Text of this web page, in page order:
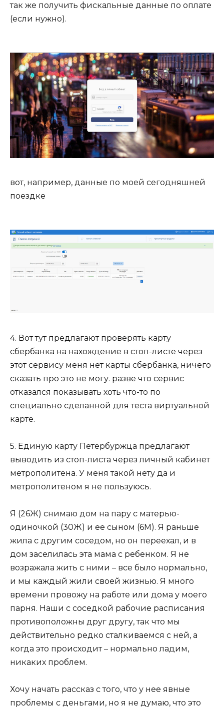
так же получить фискальные данные по оплате
(если нужно).
вот, например, данные по моей сегодняшней
поездке
4. Вот тут предлагают проверять карту
сбербанка на нахождение в стоп-листе через
этот сервису меня нет карты сбербанка, ничего
сказать про это не могу. разве что сервис
отказался показывать хоть что-то по
специально сделанной для теста виртуальной
карте.
5. Единую карту Петербуржца предлагают
выводить из стоп-листа через личный кабинет
метрополитена. У меня такой нету да и
метрополитеном я не пользуюсь.
Я (26Ж) снимаю дом на пару с матерью-
одиночкой (30Ж) и ее сыном (6М). Я раньше
жила с другим соседом, но он переехал, и в
дом заселилась эта мама с ребенком. Я не
возражала жить с ними – все было нормально,
и мы каждый жили своей жизнью. Я много
времени провожу на работе или дома у моего
парня. Наши с соседкой рабочие расписания
противоположны друг другу, так что мы
действительно редко сталкиваемся с ней, а
когда это происходит – нормально ладим,
никаких проблем.
Хочу начать рассказ с того, что у нее явные
проблемы с деньгами, но я не думаю, что это